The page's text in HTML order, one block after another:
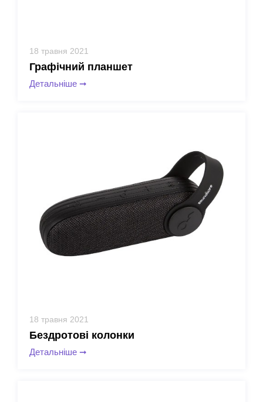
18 травня 2021
Графічний планшет
Детальніше ➞
18 травня 2021
Бездротові колонки
Детальніше ➞